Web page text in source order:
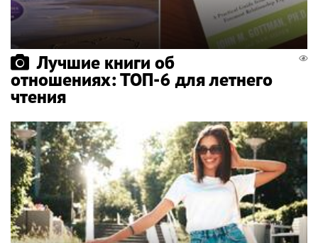
Лучшие книги об
отношениях: ТОП-6 для летнего
чтения